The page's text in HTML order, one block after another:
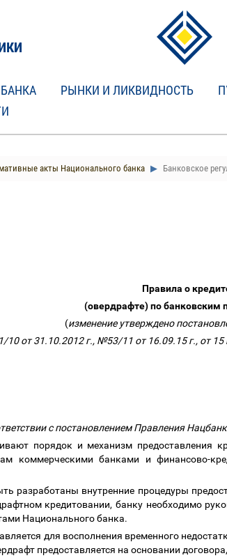
РЫНКИ И ЛИКВИДНОСТЬ
акты Национального банка Банковское
Правила о
(овердрафте) по
(изменение утверждено
10 от 31.10.2012 г., №53/11 от 16.09.15 г., от
с постановлением Правления
порядок и механизм предоставления
коммерческими банками и финансово-
разработаны внутренние процедуры
кредитовании, банку необходимо
Национального банка.
для восполнения временного
предоставляется на основании